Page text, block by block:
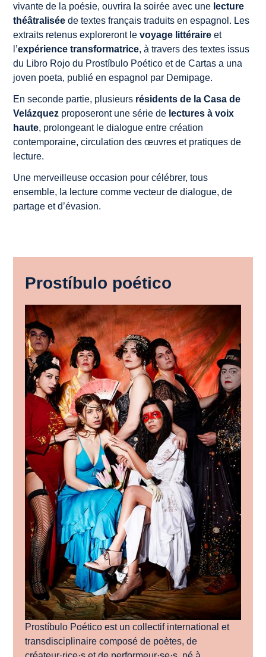
vivante de la poésie, ouvrira la soirée avec une lecture
théâtralisée de textes français traduits en espagnol. Les
extraits retenus exploreront le voyage littéraire et
l’expérience transformatrice, à travers des textes issus
du Libro Rojo du Prostíbulo Poético et de Cartas a una
joven poeta, publié en espagnol par Demipage.
En seconde partie, plusieurs résidents de la Casa de
Velázquez proposeront une série de lectures à voix
haute, prolongeant le dialogue entre création
contemporaine, circulation des œuvres et pratiques de
lecture.
Une merveilleuse occasion pour célébrer, tous
ensemble, la lecture comme vecteur de dialogue, de
partage et d’évasion.
Prostíbulo poético
Prostíbulo Poético est un collectif international et
transdisciplinaire composé de poètes, de